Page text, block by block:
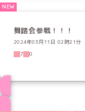
舞踏会参戦！！！
2024年03月11日 02時21分
7
0